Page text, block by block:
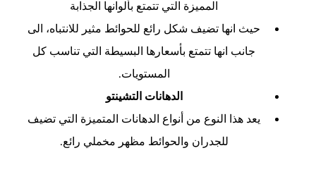
المميزة التي تتمتع بألوانها الجذابة
حيث انها تضيف شكل رائع للحوائط مثير للانتباه، الى
جانب انها تتمتع بأسعارها البسيطة التي تناسب كل
المستويات.
الدهانات التشينتو
يعد هذا النوع من أنواع الدهانات المتميزة التي تضيف
للجدران والحوائط مظهر مخملي رائع.